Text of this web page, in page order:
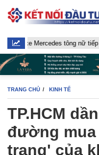
Mercedes tông nữ tiếp viên
TRANG CHỦ KINH TẾ
TP.HCM
đường
trang' của